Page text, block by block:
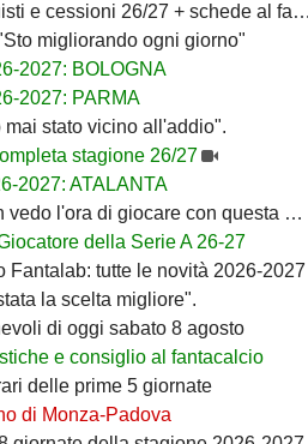
cessioni 26/27 + schede al fantacalcio
migliorando ogni giorno"
2027: BOLOGNA
2027: PARMA
stato vicino all'addio".
stagione 26/27
2027: ATALANTA
l'ora di giocare con questa maglia"
della Serie A 26-27
Fantalab: tutte le novità 2026-2027
la scelta migliore".
di oggi sabato 8 agosto
e consiglio al fantacalcio
delle prime 5 giornate
di Monza-Padova